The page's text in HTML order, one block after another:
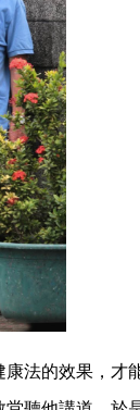
法的效果，才